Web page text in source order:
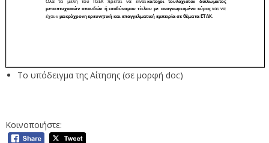
Το υπόδειγμα της Αίτησης (σε μορφή doc)
Κοινοποιήστε: